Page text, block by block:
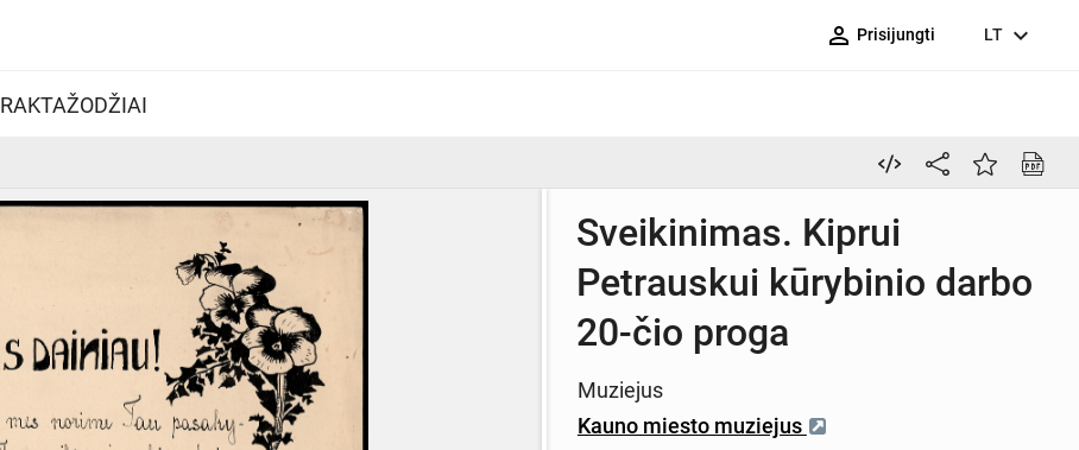
person_outline Prisijungti LT expand_more
RAKTAŽODŽIAI
Sveikinimas. Kiprui
Petrauskui kūrybinio darbo
20-čio proga
Muziejus
Kauno miesto muziejus